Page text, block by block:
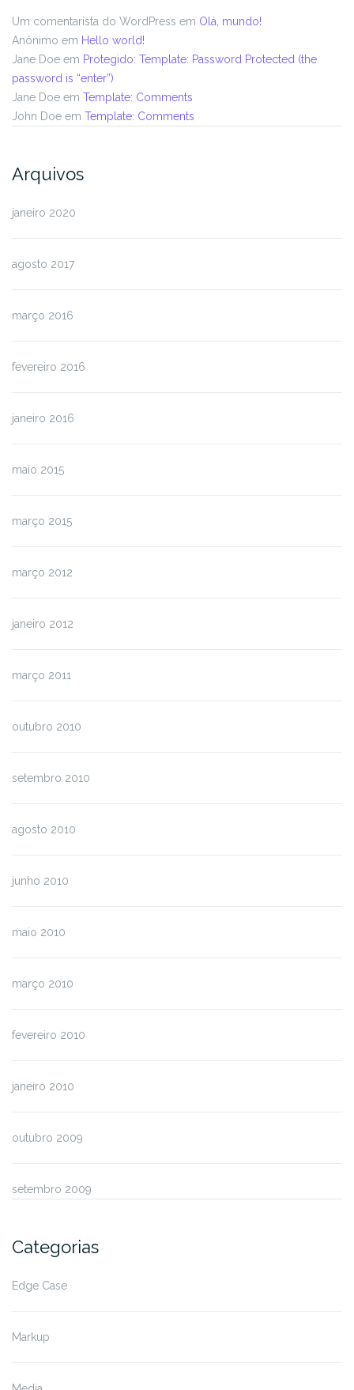
Um comentarista do WordPress em Olá, mundo!
Anônimo em Hello world!
Jane Doe em Protegido: Template: Password Protected (the
password is “enter”)
Jane Doe em Template: Comments
John Doe em Template: Comments
Arquivos
janeiro 2020
agosto 2017
março 2016
fevereiro 2016
janeiro 2016
maio 2015
março 2015
março 2012
janeiro 2012
março 2011
outubro 2010
setembro 2010
agosto 2010
junho 2010
maio 2010
março 2010
fevereiro 2010
janeiro 2010
outubro 2009
setembro 2009
Categorias
Edge Case
Markup